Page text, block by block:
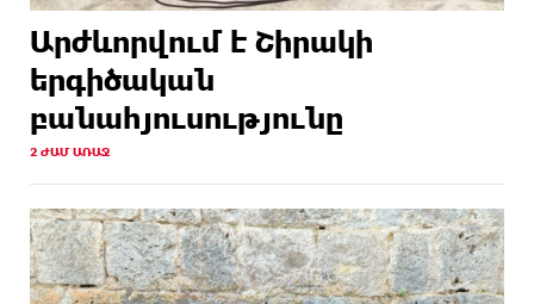
Արժևորվում է Շիրակի
երգիծական
բանահյուսությունը
2 ԺԱՄ ԱՌԱՋ